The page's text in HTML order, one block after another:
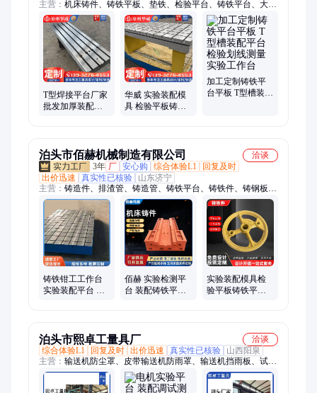
主营： 机床铸件、铸铁平板、垫铁、检验平台、铸铁平台、大理
石平台、划线平台、T型槽平台、三维柔性焊接平台、大型铸铁
平台、电机试验平台、柔性多孔焊接平台、焊接平台、现货开槽
平台、攻丝机平台、装配平台、灰铁铸件、地轨、铸铁弯板、铸
铁平尺、铝镁平尺、铁地板、消失模铸件、T型槽工作台
T型焊接平台厂家
批发加厚装配实
华威 实验装配模
具 检验平板铸铁
加工定制铸铁平
台平板 T型槽装配
泊头市佰赫机械制造有限公司
洽谈
3年 厂 安心购 综合体验L1
回复及时
出价迅速
真实性已核验
山东济宁
主营： 铸造件、排渣管、铸造管、铸铁平台、铸铁件、铸钢板、
铁铸件、输送辊、耐热舟、铸钢件、下底板、钢铸件、灰铁件、
炉台板、还原罐、耐热钢、导向板、耐磨管、下料管、耐磨钢、
泡沫模、挡砖圈、斜口管、炉底板、压铸件、灰铸铁
铸铁钳工工作台
实验装配平台 焊
佰赫 实验检测平
台 装配铸铁平台
实验装配模具检
验平板铸铁平台
泊头市熙卓工量具厂
洽谈
综合体验L1
回复及时 出价迅速 真实性已核验
山西阳泉
主营： 输送机防尘罩、皮带输送机防雨罩、输送机挡雨板、试验
平台、铸铁平台、t型槽平台、输送机防尘棚、槽底板、输送机
防护罩、套筒头、输送机防雨罩、加深套头、弧形雨棚、防尘雨